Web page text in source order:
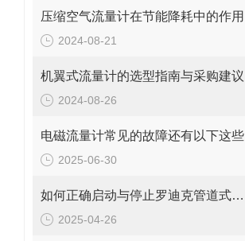
压缩空气流量计在节能降耗中的作用
2024-08-21
机翼式流量计的选型指南与采购建议
2024-08-26
电磁流量计常见的故障还有以下这些
2025-06-30
如何正确启动与停止罗迪克管道式流量计？操作要点要牢记
2025-04-26